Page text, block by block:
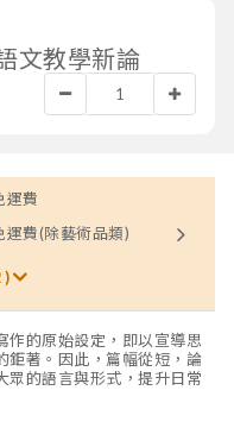
文教學新論
運費
費(除藝術品類)
作的原始設定，即以宣導思
鉅著。因此，篇幅從短，論
眾的語言與形式，提升日常